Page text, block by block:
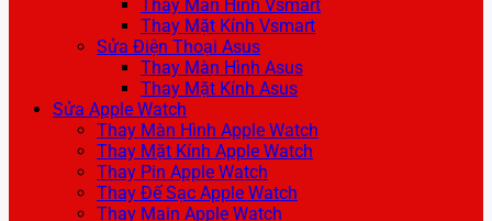
Thay Màn Hình Vsmart
Thay Mặt Kính Vsmart
Sửa Điện Thoại Asus
Thay Màn Hình Asus
Thay Mặt Kính Asus
Sửa Apple Watch
Thay Màn Hình Apple Watch
Thay Mặt Kính Apple Watch
Thay Pin Apple Watch
Thay Đế Sạc Apple Watch
Thay Main Apple Watch